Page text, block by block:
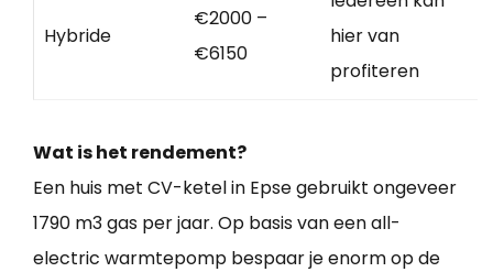
Hybride
€2000 –
€6150
hier van
profiteren
Wat is het rendement?
Een huis met CV-ketel in Epse gebruikt ongeveer
1790 m3 gas per jaar. Op basis van een all-
electric warmtepomp bespaar je enorm op de